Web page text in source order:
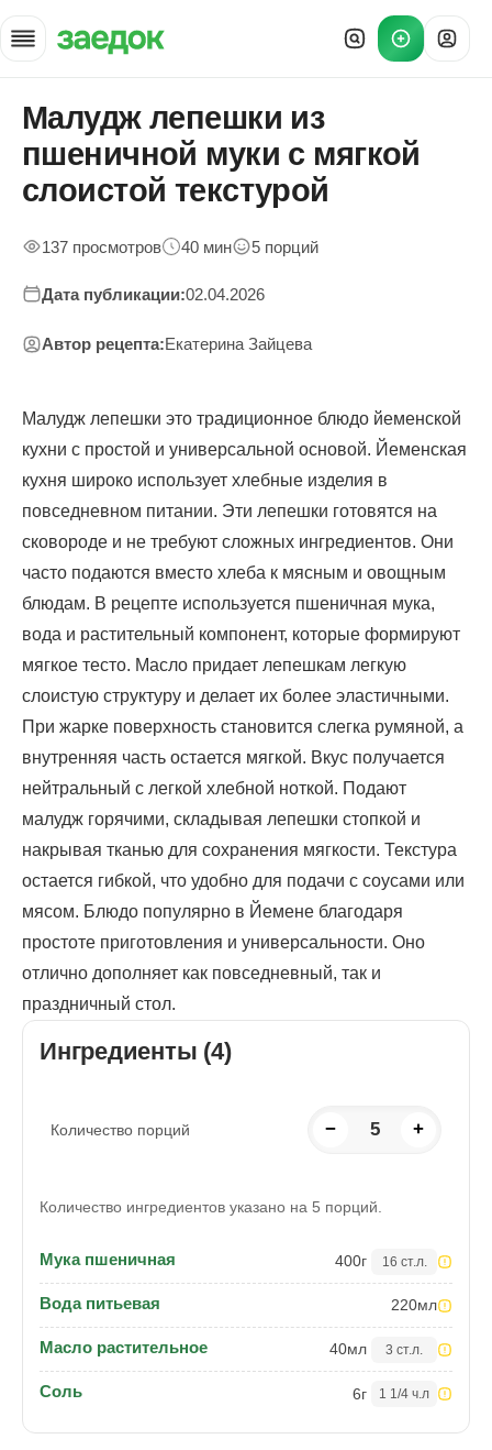
Главная
»
Рецепты
Малудж лепешки пшеничные
Малудж лепешки из
пшеничной муки с мягкой
слоистой текстурой
137 просмотров 40 мин 5 порций
Дата публикации:02.04.2026
Автор рецепта:Екатерина Зайцева
Малудж лепешки это традиционное блюдо йеменской
кухни с простой и универсальной основой. Йеменская
кухня широко использует хлебные изделия в
повседневном питании. Эти лепешки готовятся на
сковороде и не требуют сложных ингредиентов. Они
часто подаются вместо хлеба к мясным и овощным
блюдам. В рецепте используется пшеничная мука,
вода и растительный компонент, которые формируют
мягкое тесто. Масло придает лепешкам легкую
слоистую структуру и делает их более эластичными.
При жарке поверхность становится слегка румяной, а
внутренняя часть остается мягкой. Вкус получается
нейтральный с легкой хлебной ноткой. Подают
малудж горячими, складывая лепешки стопкой и
накрывая тканью для сохранения мягкости. Текстура
остается гибкой, что удобно для подачи с соусами или
мясом. Блюдо популярно в Йемене благодаря
простоте приготовления и универсальности. Оно
отлично дополняет как повседневный, так и
праздничный стол.
Ингредиенты (4)
Количество порций − 5 +
Количество ингредиентов указано на 5 порций.
Мука пшеничная 400г 16 ст.л.
Вода питьевая 220мл
Масло растительное 40мл 3 ст.л.
Соль 6г 1 1/4 ч.л